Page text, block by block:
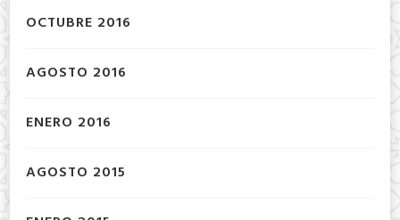
OCTUBRE 2016
AGOSTO 2016
ENERO 2016
AGOSTO 2015